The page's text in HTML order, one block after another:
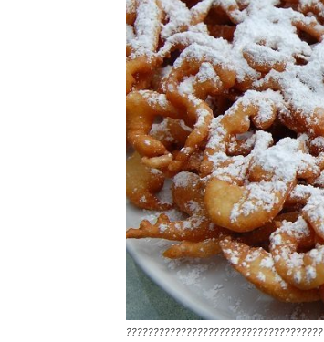
????????????????????????????????????